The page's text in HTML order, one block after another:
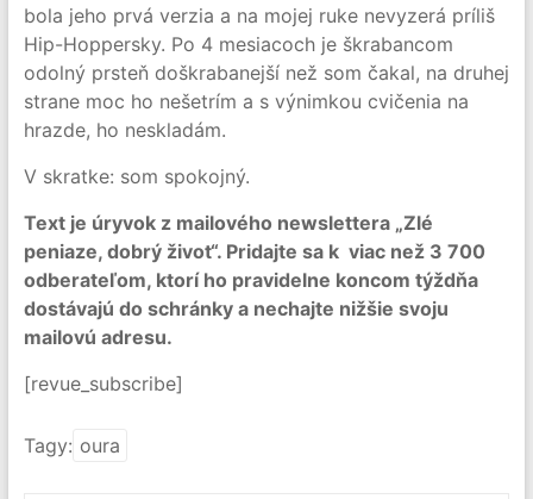
bola jeho prvá verzia a na mojej ruke nevyzerá príliš
Hip-Hoppersky. Po 4 mesiacoch je škrabancom
odolný prsteň doškrabanejší než som čakal, na druhej
strane moc ho nešetrím a s výnimkou cvičenia na
hrazde, ho neskladám.
V skratke: som spokojný.
Text je úryvok z mailového newslettera „Zlé
peniaze, dobrý život“. Pridajte sa k viac než 3 700
odberateľom, ktorí ho pravidelne koncom týždňa
dostávajú do schránky a nechajte nižšie svoju
mailovú adresu.
[revue_subscribe]
Tagy: oura